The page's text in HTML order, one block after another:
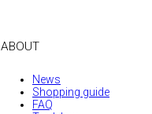
ABOUT
News
Shopping guide
FAQ